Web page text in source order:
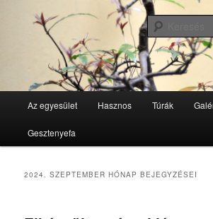
másodlagos
GesztenyeKék
GesztenyeKék Természetbarát Egyesület honlapja
Az egyesület Hasznos Túrák
Gesztenyefa
2024. SZEPTEMBER HÓNAP BEJEGYZÉSEI